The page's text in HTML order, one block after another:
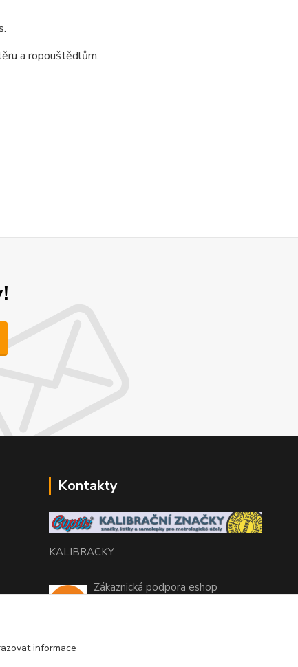
a ropouštědlům.
Kontakty
KALIBRACKY
Zákaznická podpora eshop
coptis@coptis.cz
informace